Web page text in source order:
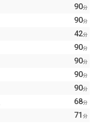
90分
90分
42分
90分
90分
90分
90分
68分
71 分